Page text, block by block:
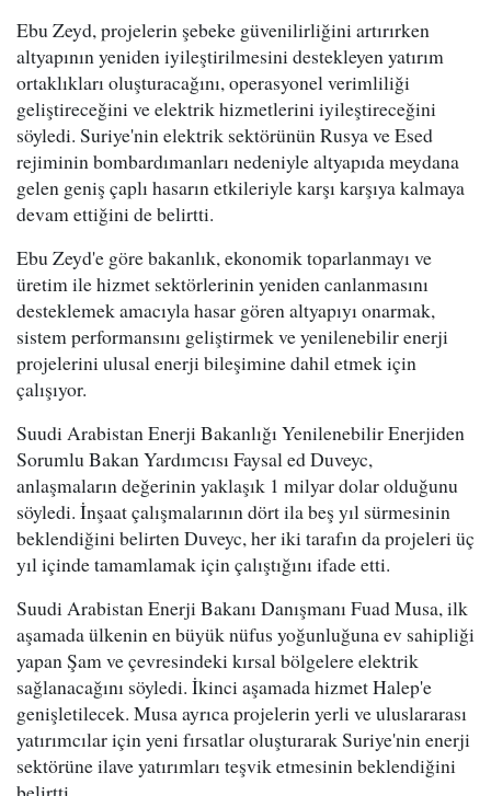
Ebu Zeyd, projelerin şebeke güvenilirliğini artırırken
altyapının yeniden iyileştirilmesini destekleyen yatırım
ortaklıkları oluşturacağını, operasyonel verimliliği
geliştireceğini ve elektrik hizmetlerini iyileştireceğini
söyledi. Suriye'nin elektrik sektörünün Rusya ve Esed
rejiminin bombardımanları nedeniyle altyapıda meydana
gelen geniş çaplı hasarın etkileriyle karşı karşıya kalmaya
devam ettiğini de belirtti.
Ebu Zeyd'e göre bakanlık, ekonomik toparlanmayı ve
üretim ile hizmet sektörlerinin yeniden canlanmasını
desteklemek amacıyla hasar gören altyapıyı onarmak,
sistem performansını geliştirmek ve yenilenebilir enerji
projelerini ulusal enerji bileşimine dahil etmek için
çalışıyor.
Suudi Arabistan Enerji Bakanlığı Yenilenebilir Enerjiden
Sorumlu Bakan Yardımcısı Faysal ed Duveyc,
anlaşmaların değerinin yaklaşık 1 milyar dolar olduğunu
söyledi. İnşaat çalışmalarının dört ila beş yıl sürmesinin
beklendiğini belirten Duveyc, her iki tarafın da projeleri üç
yıl içinde tamamlamak için çalıştığını ifade etti.
Suudi Arabistan Enerji Bakanı Danışmanı Fuad Musa, ilk
aşamada ülkenin en büyük nüfus yoğunluğuna ev sahipliği
yapan Şam ve çevresindeki kırsal bölgelere elektrik
sağlanacağını söyledi. İkinci aşamada hizmet Halep'e
genişletilecek. Musa ayrıca projelerin yerli ve uluslararası
yatırımcılar için yeni fırsatlar oluşturarak Suriye'nin enerji
sektörüne ilave yatırımları teşvik etmesinin beklendiğini